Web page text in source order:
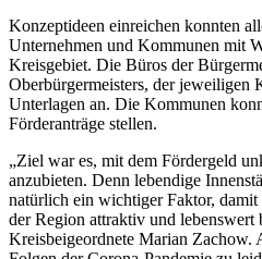
Konzeptideen einreichen konnten
Unternehmen und Kommunen mit
Kreisgebiet. Die Büros der
Oberbürgermeisters, der jeweiligen
Unterlagen an. Die Kommunen
Förderanträge stellen.
„Ziel war es, mit dem Fördergeld
anzubieten. Denn lebendige
natürlich ein wichtiger Faktor, damit
der Region attraktiv und lebenswert
Kreisbeigeordnete Marian Zachow.